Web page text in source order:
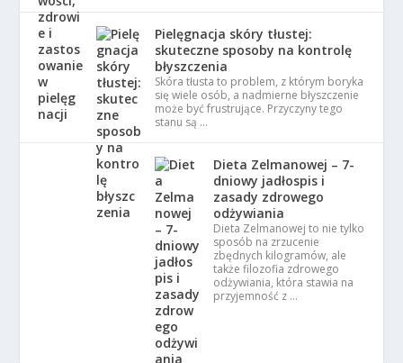
Pielęgnacja skóry tłustej:
skuteczne sposoby na kontrolę
błyszczenia
Skóra tłusta to problem, z którym boryka
się wiele osób, a nadmierne błyszczenie
może być frustrujące. Przyczyny tego
stanu są …
Dieta Zelmanowej – 7-
dniowy jadłospis i
zasady zdrowego
odżywiania
Dieta Zelmanowej to nie tylko
sposób na zrzucenie
zbędnych kilogramów, ale
także filozofia zdrowego
odżywiania, która stawia na
przyjemność z …